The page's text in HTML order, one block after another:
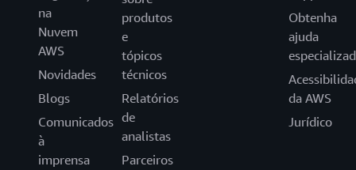
na
Nuvem
AWS
Novidades
Blogs
Comunicados
à
imprensa
produtos
e
tópicos
técnicos
Relatórios
de
analistas
Parceiros
Obtenha
ajuda
da AWS
Jurídico